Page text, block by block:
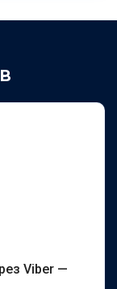
Viber —